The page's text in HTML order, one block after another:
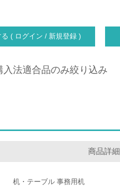
( ログイン / 新規登録 )
入法適合品のみ絞り込み
商品詳細
机・テーブル 事務用机